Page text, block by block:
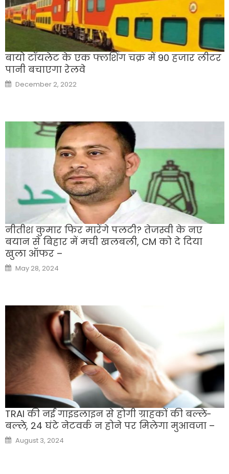
बायो टॉयलेट के एक फ्लशिंग चक्र में 90 हजार लीटर
पानी बचाएगा रेलवे
Posted
on
December 2, 2022
नीतीश कुमार फिर मारेंगे पलटी? तेजस्वी के नए
बयान से बिहार में मची खलबली, CM को दे दिया
खुला ऑफर –
Posted
on
May 28, 2024
TRAI की नई गाइडलाइन से होगी ग्राहकों की बल्ले-
बल्ले, 24 घंटे नेटवर्क न होने पर मिलेगा मुआवजा –
Posted
on
August 3, 2024